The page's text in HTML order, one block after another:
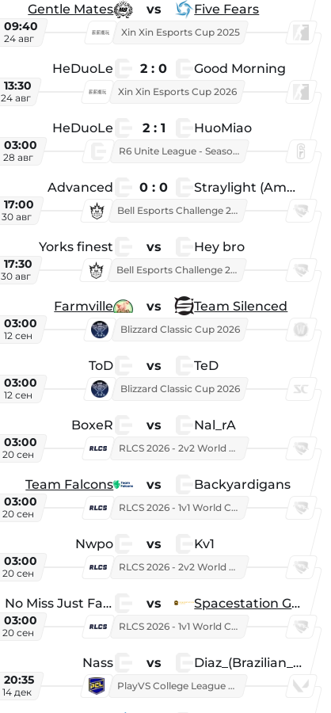
Gentle Mates vs Five Fears
09:40
24 авг
Xin Xin Esports Cup 2025
HeDuoLe 2 : 0 Good Morning
13:30
24 авг
Xin Xin Esports Cup 2026
HeDuoLe 2 : 1 HuoMiao
03:00
28 авг
R6 Unite League - Season 1
Advanced 0 : 0 Straylight (American team)
17:00
30 авг
Bell Esports Challenge 2026
Yorks finest vs Hey bro
17:30
30 авг
Bell Esports Challenge 2026
Farmville vs Team Silenced
03:00
12 сен
Blizzard Classic Cup 2026
ToD vs TeD
03:00
12 сен
Blizzard Classic Cup 2026
BoxeR vs Nal_rA
03:00
20 сен
RLCS 2026 - 2v2 World Championship
Team Falcons vs Backyardigans
03:00
20 сен
RLCS 2026 - 1v1 World Championship
Nwpo vs Kv1
03:00
20 сен
RLCS 2026 - 2v2 World Championship
No Miss Just Fake vs Spacestation Gaming
03:00
20 сен
RLCS 2026 - 1v1 World Championship
Nass vs Diaz_(Brazilian_Player)
20:35
14 дек
PlayVS College League 2025: Fall